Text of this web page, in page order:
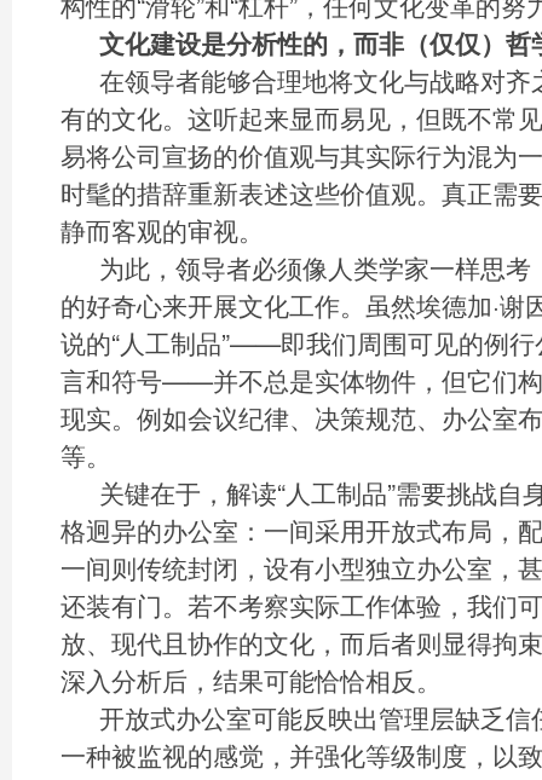
文化建设是分析性的，而非（仅仅）哲
在领导者能够合理地将文化与战略对
有的文化。这听起来显而易见，但既不常
易将公司宣扬的价值观与其实际行为混为
时髦的措辞重新表述这些价值观。真正需
静而客观的审视。
为此，领导者必须像人类学家一样思
的好奇心来开展文化工作。虽然埃德加·
说的“人工制品”——即我们周围可见的例
言和符号——并不总是实体物件，但它们
现实。例如会议纪律、决策规范、办公室
等。
关键在于，解读“人工制品”需要挑战自
格迥异的办公室：一间采用开放式布局，
一间则传统封闭，设有小型独立办公室，
还装有门。若不考察实际工作体验，我们
放、现代且协作的文化，而后者则显得拘
深入分析后，结果可能恰恰相反。
开放式办公室可能反映出管理层缺乏
一种被监视的感觉，并强化等级制度，以